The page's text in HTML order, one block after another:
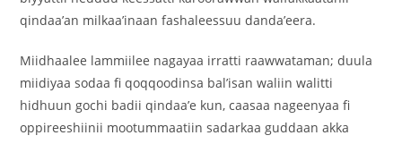
qindaa’an milkaa’inaan fashaleessuu danda’eera.
Miidhaalee lammiilee nagayaa irratti raawwataman; duula
miidiyaa sodaa fi qoqqoodinsa bal’isan waliin walitti
hidhuun gochi badii qindaa’e kun, caasaa nageenyaa fi
oppireeshiinii mootummaatiin sadarkaa guddaan akka